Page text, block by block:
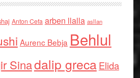
Anton Cefa arben llalla asllan
Aurenc Bebja Behlul
Sinadalip grecaElida